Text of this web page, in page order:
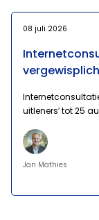
08 juli 2026
uitleners′ tot 25
Jan Mathies